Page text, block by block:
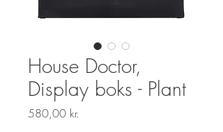
House Doctor,
Display boks - Plant
580,00 kr.